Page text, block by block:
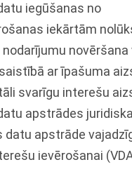
iegūšanas no
iekārtām
novēršana
ar īpašuma
svarīgu interešu
apstrādes
datu apstrāde
ievērošanai